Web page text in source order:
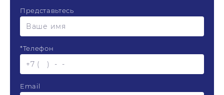
Представьтесь
*Телефон
Email